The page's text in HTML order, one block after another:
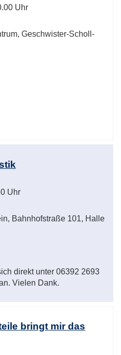
Uhr
Geschwister-Scholl-
Uhr
Bahnhofstraße 101, Halle
direkt unter 06392 2693
Vielen Dank.
bringt mir das